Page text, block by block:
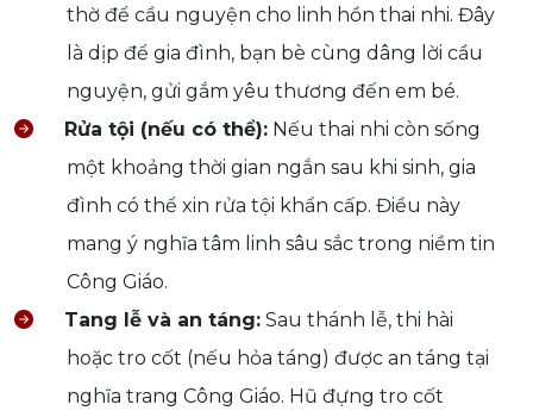
thờ để cầu nguyện cho linh hồn thai nhi. Đây
là dịp để gia đình, bạn bè cùng dâng lời cầu
nguyện, gửi gắm yêu thương đến em bé.
Rửa tội (nếu có thể): Nếu thai nhi còn sống
một khoảng thời gian ngắn sau khi sinh, gia
đình có thể xin rửa tội khẩn cấp. Điều này
mang ý nghĩa tâm linh sâu sắc trong niềm tin
Công Giáo.
Tang lễ và an táng: Sau thánh lễ, thi hài
hoặc tro cốt (nếu hỏa táng) được an táng tại
nghĩa trang Công Giáo. Hũ đựng tro cốt